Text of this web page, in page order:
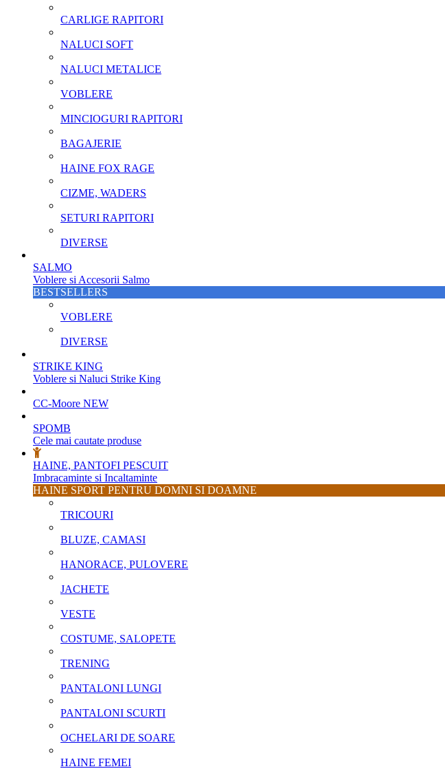
CARLIGE RAPITORI
NALUCI SOFT
NALUCI METALICE
VOBLERE
MINCIOGURI RAPITORI
BAGAJERIE
HAINE FOX RAGE
CIZME, WADERS
SETURI RAPITORI
DIVERSE
SALMO
Voblere si Accesorii Salmo
BESTSELLERS
VOBLERE
DIVERSE
STRIKE KING
Voblere si Naluci Strike King
CC-Moore NEW
SPOMB
Cele mai cautate produse
HAINE, PANTOFI PESCUIT
Imbracaminte si Incaltaminte
HAINE SPORT PENTRU DOMNI SI DOAMNE
TRICOURI
BLUZE, CAMASI
HANORACE, PULOVERE
JACHETE
VESTE
COSTUME, SALOPETE
TRENING
PANTALONI LUNGI
PANTALONI SCURTI
OCHELARI DE SOARE
HAINE FEMEI